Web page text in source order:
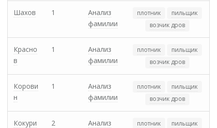
Шахов 1
Анализ
фамилии
плотник
пильщик
возчик дров
Красно
в
1
Анализ
фамилии
плотник
пильщик
возчик дров
Корови
н
1
Анализ
фамилии
плотник
пильщик
возчик дров
Кокури
2
Анализ
плотник
пильщик